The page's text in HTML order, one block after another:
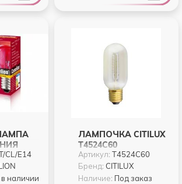
220V
15 PT
CL/E14
в наличии
ЛАМПОЧКА CITILUX
T4524C60
Артикул:T4524C60
Бренд:CITILUX
Наличие: Под заказ